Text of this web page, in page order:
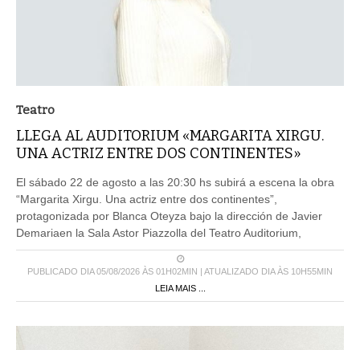
Teatro
LLEGA AL AUDITORIUM «MARGARITA XIRGU.
UNA ACTRIZ ENTRE DOS CONTINENTES»
El sábado 22 de agosto a las 20:30 hs subirá a escena la obra
“Margarita Xirgu. Una actriz entre dos continentes”,
protagonizada por Blanca Oteyza bajo la dirección de Javier
Demariaen la Sala Astor Piazzolla del Teatro Auditorium,
PUBLICADO DIA 05/08/2026 ÀS 01H02MIN | ATUALIZADO DIA ÀS 10H55MIN
LEIA MAIS ...